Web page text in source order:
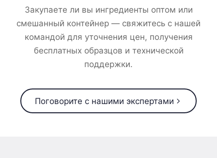
Закупаете ли вы ингредиенты оптом или
смешанный контейнер — свяжитесь с нашей
командой для уточнения цен, получения
бесплатных образцов и технической
поддержки.
Поговорите с нашими экспертами